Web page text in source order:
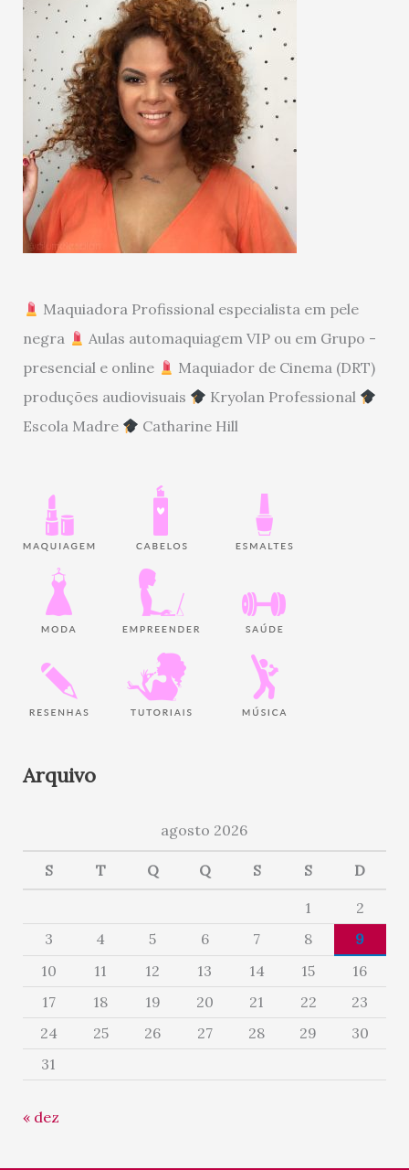
Maquiadora Profissional especialista em pele
negra
Aulas automaquiagem VIP ou em Grupo -
presencial e online
Maquiador de Cinema (DRT)
produções audiovisuais
Kryolan Professional
Escola Madre
Catharine Hill
Arquivo
agosto 2026
S T Q Q S S D
1
2
3
4 5 6 7 8
9
10
11 12 13 14 15
16
17
18 19 20 21 22
23
24
25 26 27 28 29
30
31
« dez